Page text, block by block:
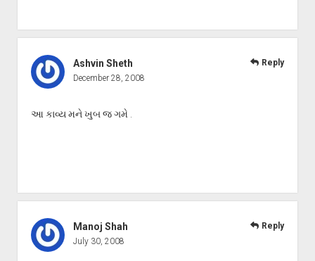
Ashvin Sheth
December 28, 2008
આ કાવ્ય મને ખુબ જ ગમે .
Reply
Manoj Shah
July 30, 2008
Reply